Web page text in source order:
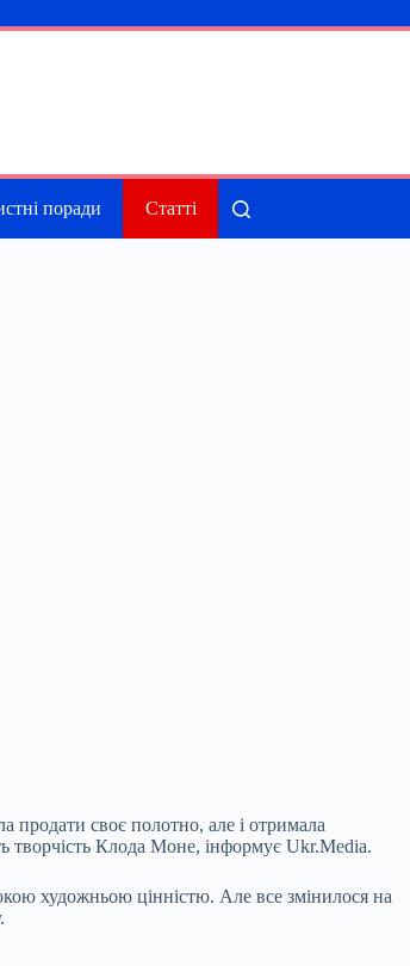
поради Статті
продати своє полотно, але і отримала
творчість Клода Моне, інформує Ukr.Media.
художньою цінністю. Але все змінилося на